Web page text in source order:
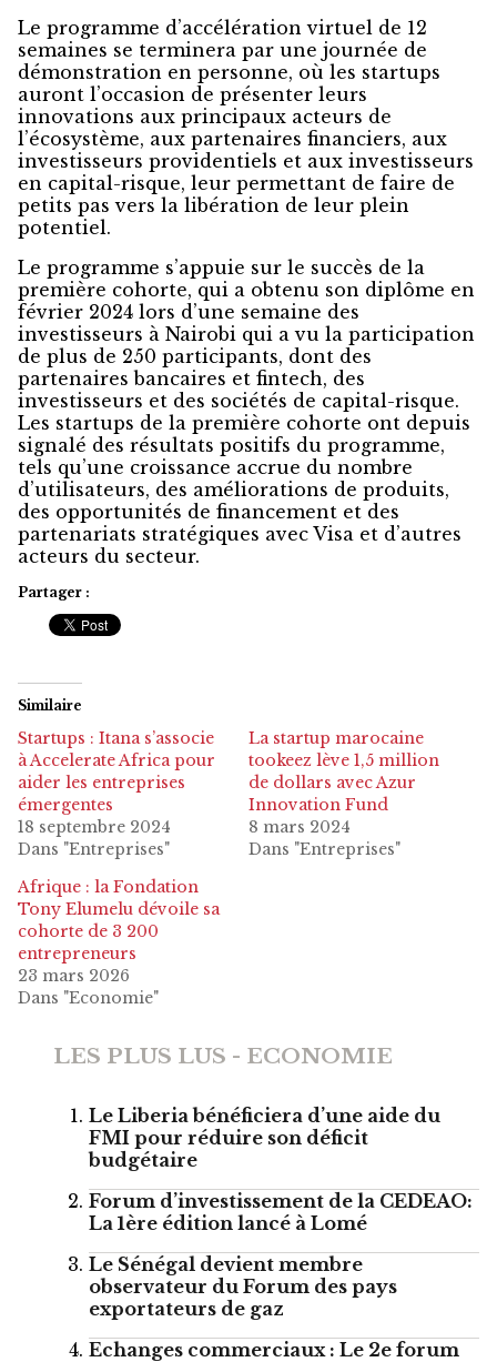
Le programme d’accélération virtuel de 12
semaines se terminera par une journée de
démonstration en personne, où les startups
auront l’occasion de présenter leurs
innovations aux principaux acteurs de
l’écosystème, aux partenaires financiers, aux
investisseurs providentiels et aux investisseurs
en capital-risque, leur permettant de faire de
petits pas vers la libération de leur plein
potentiel.
Le programme s’appuie sur le succès de la
première cohorte, qui a obtenu son diplôme en
février 2024 lors d’une semaine des
investisseurs à Nairobi qui a vu la participation
de plus de 250 participants, dont des
partenaires bancaires et fintech, des
investisseurs et des sociétés de capital-risque.
Les startups de la première cohorte ont depuis
signalé des résultats positifs du programme,
tels qu’une croissance accrue du nombre
d’utilisateurs, des améliorations de produits,
des opportunités de financement et des
partenariats stratégiques avec Visa et d’autres
acteurs du secteur.
Partager :
Similaire
Startups : Itana s’associe
à Accelerate Africa pour
aider les entreprises
émergentes
18 septembre 2024
Dans "Entreprises"
La startup marocaine
tookeez lève 1,5 million
de dollars avec Azur
Innovation Fund
8 mars 2024
Dans "Entreprises"
Afrique : la Fondation
Tony Elumelu dévoile sa
cohorte de 3 200
entrepreneurs
23 mars 2026
Dans "Economie"
LES PLUS LUS - ECONOMIE
Le Liberia bénéficiera d’une aide du
FMI pour réduire son déficit
budgétaire
Forum d’investissement de la CEDEAO:
La 1ère édition lancé à Lomé
Le Sénégal devient membre
observateur du Forum des pays
exportateurs de gaz
Echanges commerciaux : Le 2e forum